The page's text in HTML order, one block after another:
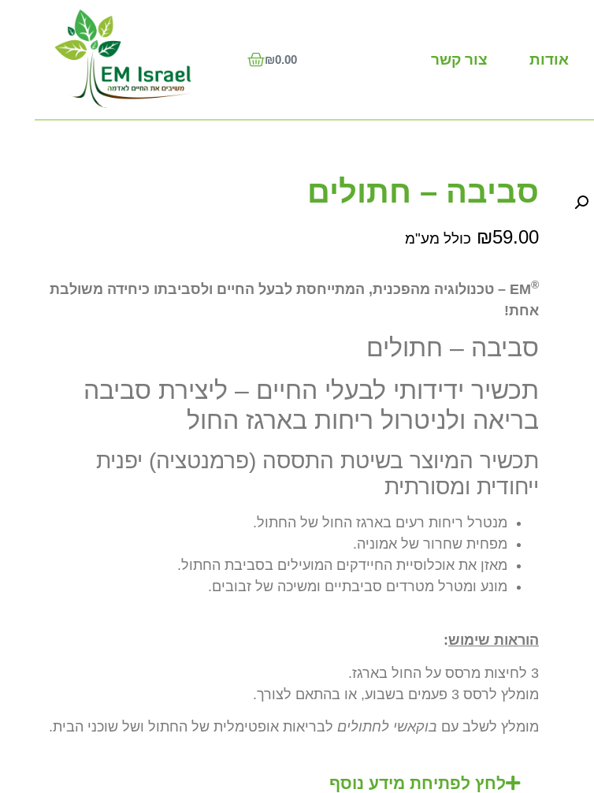
אודות צור קשר ₪0.00
סביבה – חתולים
₪59.00 כולל מע"מ
®
EM – טכנולוגיה מהפכנית, המתייחסת לבעל החיים ולסביבתו כיחידה משולבת
אחת!
סביבה – חתולים
תכשיר ידידותי לבעלי החיים – ליצירת סביבה
בריאה ולניטרול ריחות בארגז החול
תכשיר המיוצר בשיטת התססה (פרמנטציה) יפנית
ייחודית ומסורתית
מנטרל ריחות רעים בארגז החול של החתול.
מפחית שחרור של אמוניה.
מאזן את אוכלוסיית החיידקים המועילים בסביבת החתול.
מונע ומטרל מטרדים סביבתיים ומשיכה של זבובים.
הוראות שימוש:
3 לחיצות מרסס על החול בארגז.
מומלץ לרסס 3 פעמים בשבוע, או בהתאם לצורך.
מומלץ לשלב עם בוקאשי לחתולים לבריאות אופטימלית של החתול ושל שוכני הבית.
לחץ לפתיחת מידע נוסף